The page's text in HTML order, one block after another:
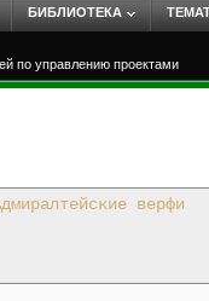
БИБЛИОТЕКА
по управлению проектами
верфи